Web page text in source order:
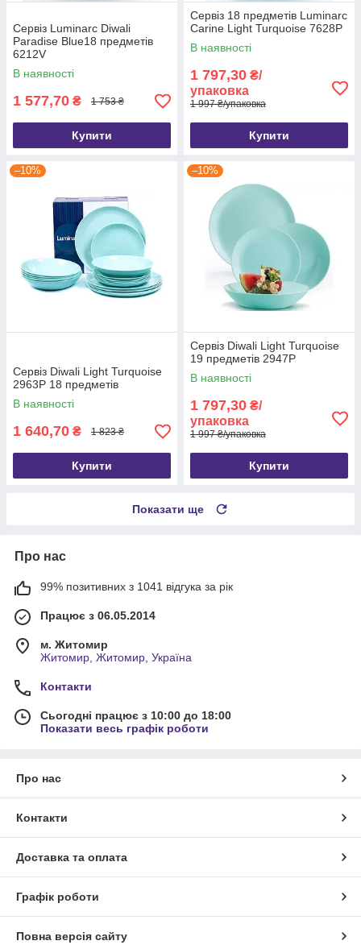
Сервіз Luminarc Diwali
Paradise Blue18 предметів
6212V
В наявності
1 577,70 ₴ 1 753 ₴
Купити
Сервіз 18 предметів Luminarc
Carine Light Turquoise 7628P
В наявності
1 797,30 ₴/
упаковка
1 997 ₴/упаковка
Купити
–10%
Сервіз Diwali Light Turquoise
2963P 18 предметів
В наявності
1 640,70 ₴ 1 823 ₴
Купити
–10%
Сервіз Diwali Light Turquoise
19 предметів 2947P
В наявності
1 797,30 ₴/
упаковка
1 997 ₴/упаковка
Купити
Показати ще
Про нас
99% позитивних з 1041 відгука за рік
Працює з 06.05.2014
м. Житомир
Житомир, Житомир, Україна
Контакти
Сьогодні працює з 10:00 до 18:00
Показати весь графік роботи
Про нас
Контакти
Доставка та оплата
Графік роботи
Повна версія сайту